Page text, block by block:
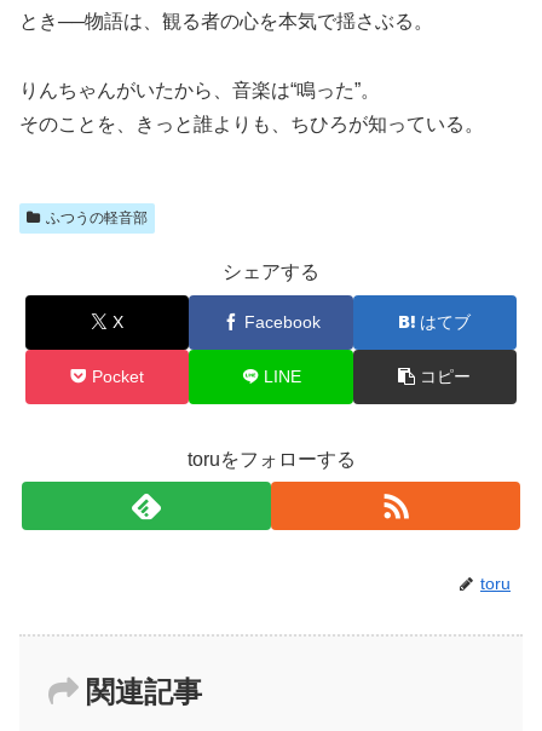
とき──物語は、観る者の心を本気で揺さぶる。
りんちゃんがいたから、音楽は“鳴った”。
そのことを、きっと誰よりも、ちひろが知っている。
ふつうの軽音部
シェアする
X Facebook はてブ
Pocket LINE コピー
toruをフォローする
toru
関連記事